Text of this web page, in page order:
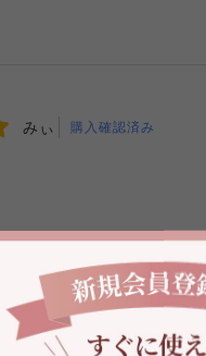
みぃ 購入確認済み
厚手
ゆったり
暖かい
軽くて、べたつかず、